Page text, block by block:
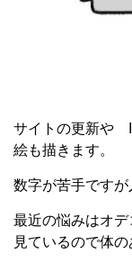
サイトの更新や
絵も描きます。
数字が苦手ですが
最近の悩みはオ
見ているので体